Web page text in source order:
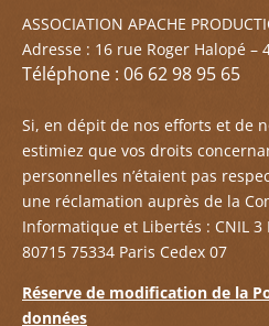
ASSOCIATION APACHE
Adresse : 16 rue Roger Halopé –
Téléphone : 06 62 98 95 65
Si, en dépit de nos efforts et de
estimiez que vos droits
personnelles n’étaient pas
une réclamation auprès de la
Informatique et Libertés : CNIL 3
80715 75334 Paris Cedex 07
Réserve de modification de la
données